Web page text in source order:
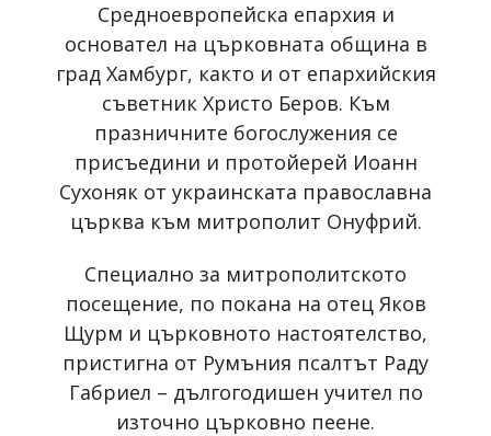
Средноевропейска епархия и
основател на църковната община в
град Хамбург, както и от епархийския
съветник Христо Беров. Към
празничните богослужения се
присъедини и протойерей Иоанн
Сухоняк от украинската православна
църква към митрополит Онуфрий.
Специално за митрополитското
посещение, по покана на отец Яков
Щурм и църковното настоятелство,
пристигна от Румъния псалтът Раду
Габриел – дългогодишен учител по
източно църковно пеене.